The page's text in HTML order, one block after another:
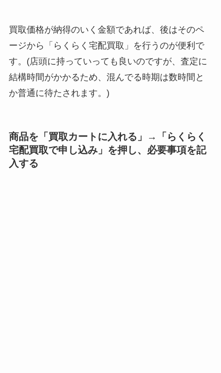
買取価格が納得のいく金額であれば、後はそのペ
ージから「らくらく宅配買取」を行うのが便利で
す。(店頭に持っていっても良いのですが、査定に
結構時間がかかるため、混んでる時期は数時間と
か普通に待たされます。)
商品を「買取カートに入れる」→「らくらく
宅配買取で申し込み」を押し、必要事項を記
入する